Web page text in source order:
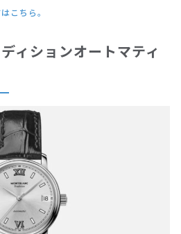
こちら。
ィションオートマティ